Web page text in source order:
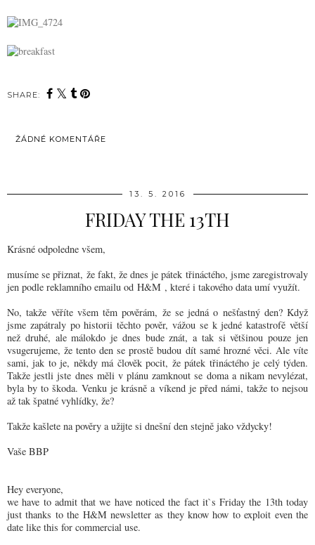
SHARE:
ŽÁDNÉ KOMENTÁŘE
13. 5. 2016
FRIDAY THE 13TH
Krásné odpoledne všem,
musíme se přiznat, že fakt, že dnes je pátek třináctého, jsme zaregistrovaly
jen podle reklamního emailu od H&M , které i takového data umí využít.
No, takže věříte všem těm pověrám, že se jedná o nešťastný den? Když
jsme zapátraly po historii těchto pověr, vážou se k jedné katastrofě větší
než druhé, ale málokdo je dnes bude znát, a tak si většinou pouze jen
vsugerujeme, že tento den se prostě budou dít samé hrozné věci. Ale víte
sami, jak to je, někdy má člověk pocit, že pátek třináctého je celý týden.
Takže jestli jste dnes měli v plánu zamknout se doma a nikam nevylézat,
byla by to škoda. Venku je krásně a víkend je před námi, takže to nejsou
až tak špatné vyhlídky, že?
Takže kašlete na pověry a užijte si dnešní den stejně jako vždycky!
Vaše BBP
Hey everyone,
we have to admit that we have noticed the fact it`s Friday the 13th today
just thanks to the H&M newsletter as they know how to exploit even the
date like this for commercial use.